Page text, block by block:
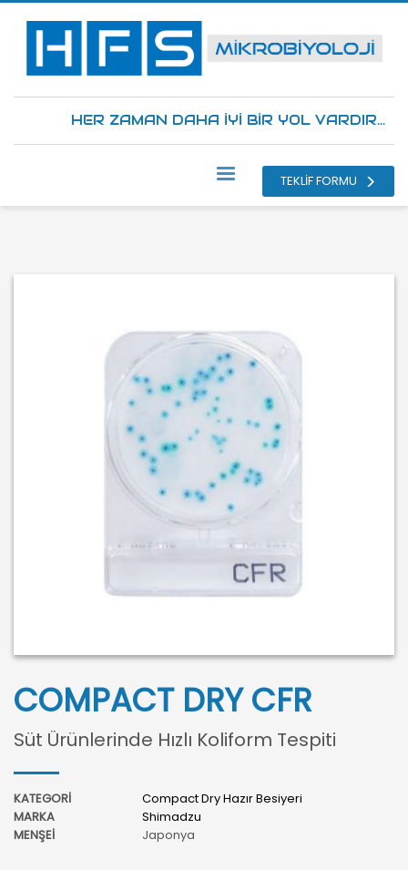
HER ZAMAN DAHA İYİ BİR YOL VARDIR...
TEKLİF FORMU
COMPACT DRY CFR
Süt Ürünlerinde Hızlı Koliform Tespiti
KATEGORİ
Compact Dry Hazır Besiyeri
MARKA
Shimadzu
MENŞEİ
Japonya